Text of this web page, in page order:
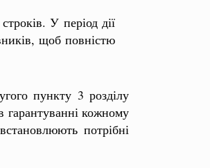
У період дії
щоб повністю
пункту 3 розділу
гарантуванні кожному
потрібні